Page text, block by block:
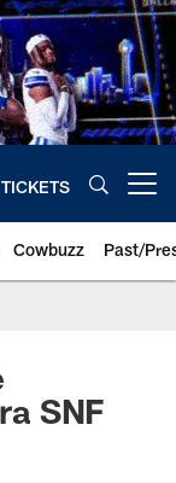
TICKETS
Cowbuzz Past/
SNF